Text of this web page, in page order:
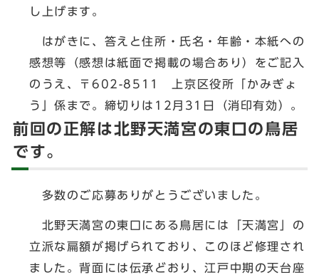
し上げます。
はがきに、答えと住所・氏名・年齢・本紙への
感想等（感想は紙面で掲載の場合あり）をご記入
のうえ、〒602-8511 上京区役所「かみぎょ
う」係まで。締切りは12月31日（消印有効）。
前回の正解は北野天満宮の東口の鳥居
です。
多数のご応募ありがとうございました。
北野天満宮の東口にある鳥居には「天満宮」の
立派な扁額が掲げられており、このほど修理され
ました。背面には伝承どおり、江戸中期の天台座